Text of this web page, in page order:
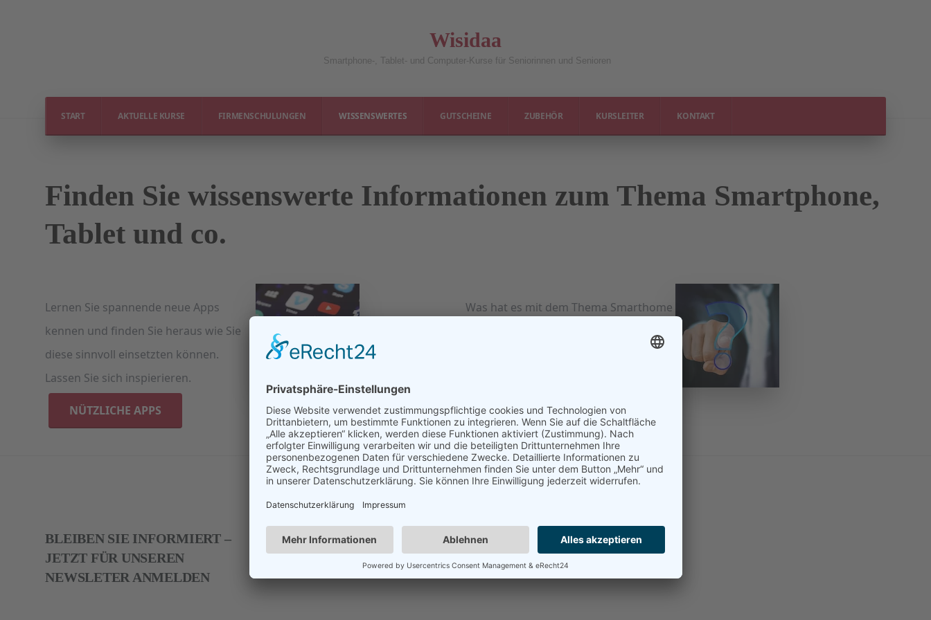
Wisidaa
Smartphone-, Tablet- und Computer-Kurse für Seniorinnen und Senioren
START AKTUELLE KURSE FIRMENSCHULUNGEN WISSENSWERTES GUTSCHEINE ZUBEHÖR KURSLEITER KONTAKT
Finden Sie wissenswerte Informationen zum Thema Smartphone,
Tablet und co.
Lernen Sie spannende neue Apps
kennen und finden Sie heraus wie Sie
diese sinnvoll einsetzten können.
Lassen Sie sich inspierieren.
NÜTZLICHE APPS
Was hat es mit dem Thema Smarthome
SMARTHOME
BLEIBEN SIE INFORMIERT –
JETZT FÜR UNSEREN
NEWSLETER ANMELDEN